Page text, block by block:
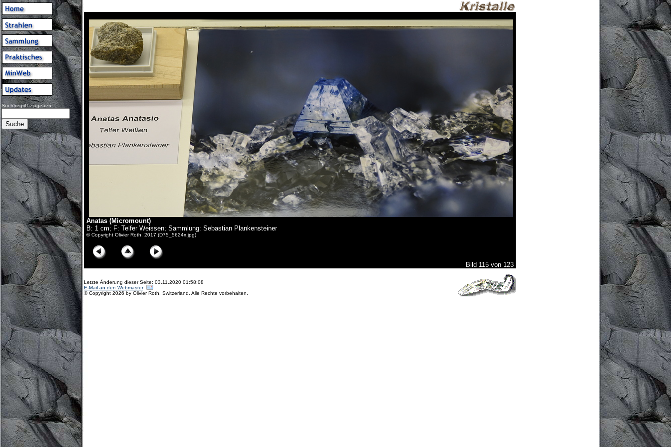
Suchbegriff eingeben:
Anatas (Micromount)
B: 1 cm; F: Telfer Weissen; Sammlung: Sebastian Plankensteiner
© Copyright Olivier Roth, 2017 (D75_5624x.jpg)
Bild 115 von 123
Letzte Änderung dieser Seite: 03.11.2020 01:58:08
E-Mail an den Webmaster
© Copyright 2026 by Olivier Roth, Switzerland. Alle Rechte vorbehalten.